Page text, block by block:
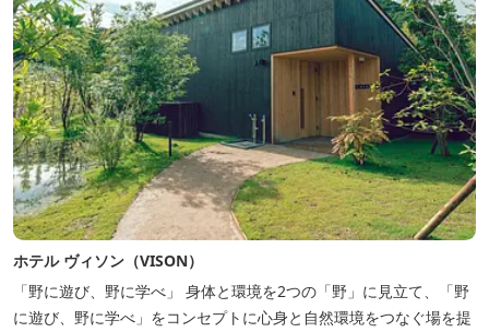
ホテル ヴィソン（VISON）
「野に遊び、野に学べ」 身体と環境を2つの「野」に見立て、「野
に遊び、野に学べ」をコンセプトに心身と自然環境をつなぐ場を提